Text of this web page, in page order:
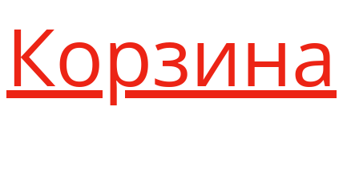
Корзина